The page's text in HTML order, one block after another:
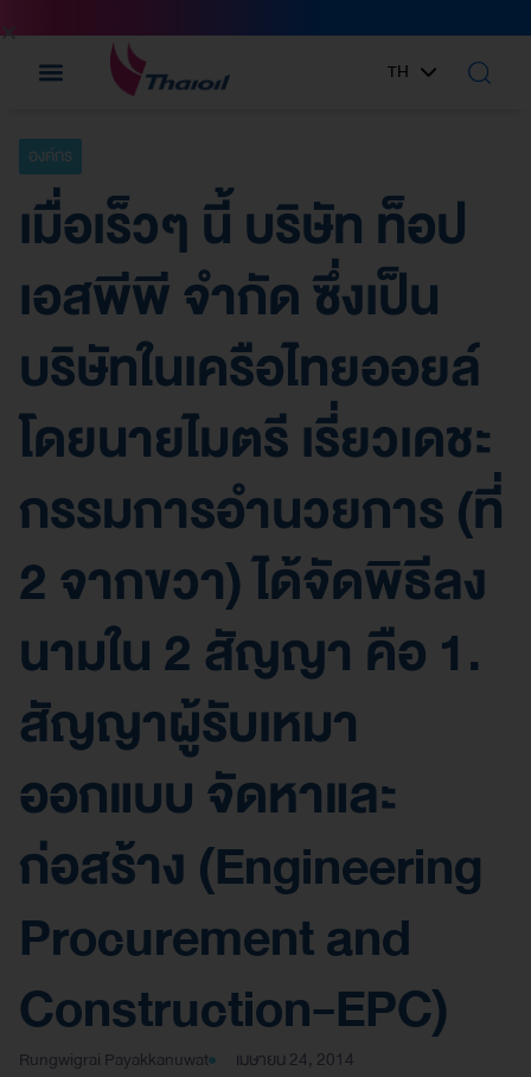
TH
EN
องค์กร
เมื่อเร็วๆ นี้ บริษัท ท็อป
เอสพีพี จำกัด ซึ่งเป็น
บริษัทในเครือไทยออยล์
โดยนายไมตรี เรี่ยวเดชะ
กรรมการอำนวยการ (ที่
2 จากขวา) ได้จัดพิธีลง
นามใน 2 สัญญา คือ 1.
สัญญาผู้รับเหมา
ออกแบบ จัดหาและ
ก่อสร้าง (Engineering
Procurement and
Construction-EPC)
Rungwigrai Payakkanuwat เมษายน 24, 2014